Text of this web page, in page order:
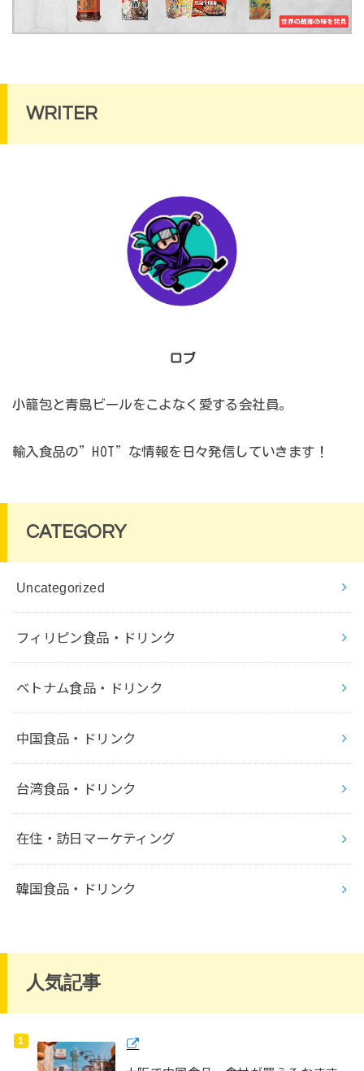
WRITER
ロブ
小籠包と青島ビールをこよなく愛する会社員。
輸入食品の”HOT”な情報を日々発信していきます！
CATEGORY
Uncategorized
フィリピン食品・ドリンク
ベトナム食品・ドリンク
中国食品・ドリンク
台湾食品・ドリンク
在住・訪日マーケティング
韓国食品・ドリンク
人気記事